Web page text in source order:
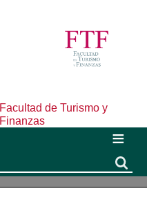
Facultad de Turismo y
Finanzas